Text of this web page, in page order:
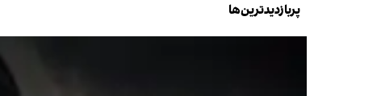
پربازدیدترین‌ها